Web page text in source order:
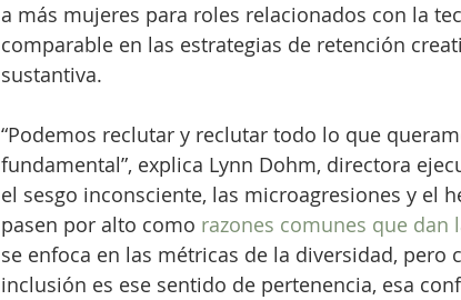
a más mujeres para roles relacionados con la
comparable en las estrategias de retención
sustantiva.
“Podemos reclutar y reclutar todo lo que
fundamental”, explica Lynn Dohm, directora
el sesgo inconsciente, las microagresiones y el
pasen por alto como razones comunes que dan
se enfoca en las métricas de la diversidad, pero
inclusión es ese sentido de pertenencia, esa